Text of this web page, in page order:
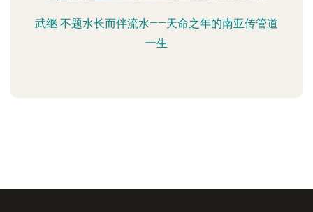
武继 不题水长而伴流水——天命之年的南亚传管道
一生